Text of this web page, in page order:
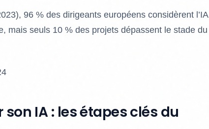
96 % des dirigeants européens considèrent l’IA
mais seuls 10 % des projets dépassent le stade du
IA : les étapes clés du